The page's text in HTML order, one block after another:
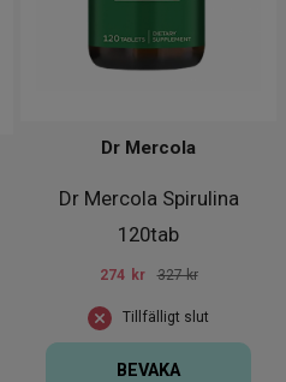
Dr Mercola Spirulina
120tab
Dr Mercola
Tillfälligt slut
274 kr 327 kr
BEVAKA